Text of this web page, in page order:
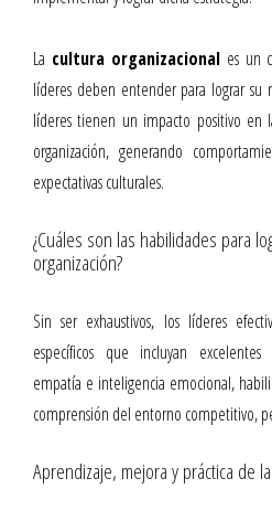
La cultura organizacional es un
líderes deben entender para lograr su
líderes tienen un impacto positivo en
organización, generando
expectativas culturales.
¿Cuáles son las habilidades para
organización?
Sin ser exhaustivos, los líderes
específicos que incluyan
empatía e inteligencia emocional,
comprensión del entorno competitivo,
Aprendizaje, mejora y práctica de